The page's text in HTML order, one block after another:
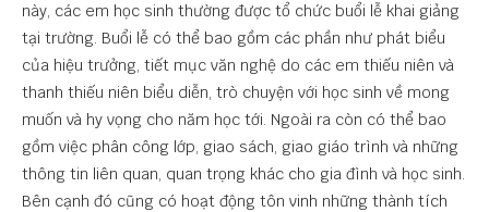
này, các em học sinh thường được tổ chức buổi lễ khai giảng
tại trường. Buổi lễ có thể bao gồm các phần như phát biểu
của hiệu trưởng, tiết mục văn nghệ do các em thiếu niên và
thanh thiếu niên biểu diễn, trò chuyện với học sinh về mong
muốn và hy vọng cho năm học tới. Ngoài ra còn có thể bao
gồm việc phân công lớp, giao sách, giao giáo trình và những
thông tin liên quan, quan trọng khác cho gia đình và học sinh.
Bên cạnh đó cũng có hoạt động tôn vinh những thành tích